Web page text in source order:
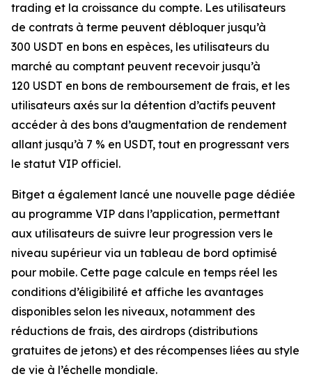
trading et la croissance du compte. Les utilisateurs
de contrats à terme peuvent débloquer jusqu’à
300 USDT en bons en espèces, les utilisateurs du
marché au comptant peuvent recevoir jusqu’à
120 USDT en bons de remboursement de frais, et les
utilisateurs axés sur la détention d’actifs peuvent
accéder à des bons d’augmentation de rendement
allant jusqu’à 7 % en USDT, tout en progressant vers
le statut VIP officiel.
Bitget a également lancé une nouvelle page dédiée
au programme VIP dans l’application, permettant
aux utilisateurs de suivre leur progression vers le
niveau supérieur via un tableau de bord optimisé
pour mobile. Cette page calcule en temps réel les
conditions d’éligibilité et affiche les avantages
disponibles selon les niveaux, notamment des
réductions de frais, des airdrops (distributions
gratuites de jetons) et des récompenses liées au style
de vie à l’échelle mondiale.